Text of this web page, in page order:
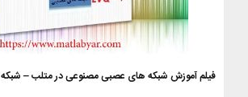
فیلم آموزش شبکه های عصبی مصنوعی در متلب – شبکه LVQ- قسمت ۱۶